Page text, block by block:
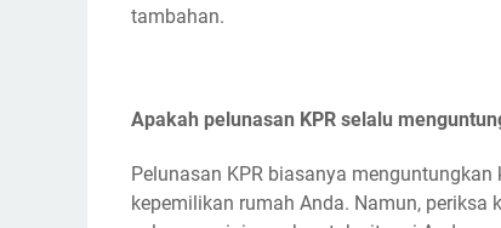
tambahan.
Apakah pelunasan KPR selalu
Pelunasan KPR biasanya
kepemilikan rumah Anda. Namun,